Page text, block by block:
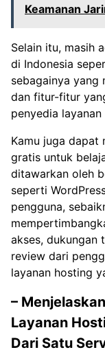
Keamanan
Selain itu, masih
di Indonesia
sebagainya yang
dan fitur-fitur
penyedia
Kamu juga dapat
gratis untuk
ditawarkan oleh
seperti
pengguna,
akses, dukungan
review dari
layanan hosting
–
Layanan
Dari Satu